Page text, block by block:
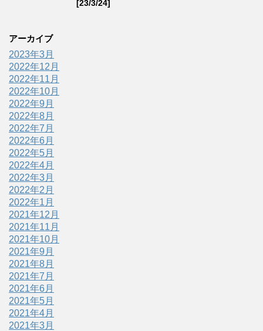
[23/3/24]
アーカイブ
2023年3月
2022年12月
2022年11月
2022年10月
2022年9月
2022年8月
2022年7月
2022年6月
2022年5月
2022年4月
2022年3月
2022年2月
2022年1月
2021年12月
2021年11月
2021年10月
2021年9月
2021年8月
2021年7月
2021年6月
2021年5月
2021年4月
2021年3月